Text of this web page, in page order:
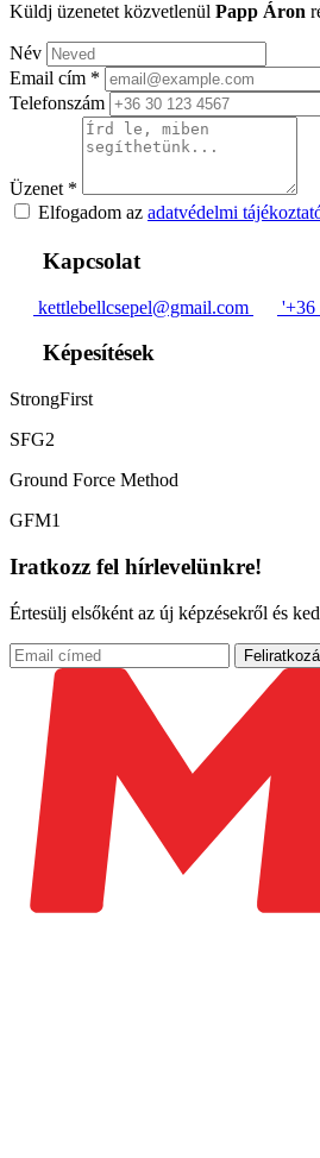
Küldj üzenetet közvetlenül Papp Áron
Név
Email cím *
Telefonszám
Üzenet *
Elfogadom az adatvédelmi
Kapcsolat
kettlebellcsepel@gmail.com '+36
Képesítések
StrongFirst
SFG2
Ground Force Method
GFM1
Iratkozz fel hírlevelünkre!
Értesülj elsőként az új képzésekről és